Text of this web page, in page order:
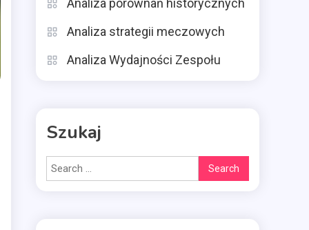
Analiza porównań historycznych
Analiza strategii meczowych
Analiza Wydajności Zespołu
Szukaj
Search
for: